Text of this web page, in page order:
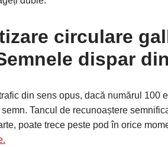
circulare
dispar
din sens opus, dacă numărul 100
Tancul de recunoaștere
poate trece peste pod în orice